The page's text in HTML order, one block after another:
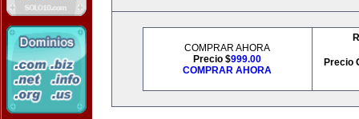
COMPRAR AHORA
Precio $999.00
COMPRAR AHORA
Precio